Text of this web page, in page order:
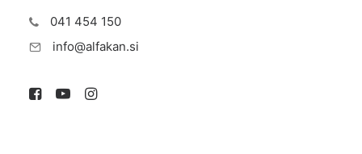
041 454 150
info@alfakan.si